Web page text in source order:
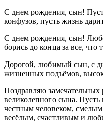
С днем рождения, сын!
конфузов, пусть жизнь
С днем рождения, сын!
борись до конца за все,
Дорогой, любимый сын, с
жизненных подъёмов,
Поздравляю
великолепного сына.
честным человеком,
весёлым, счастливым и